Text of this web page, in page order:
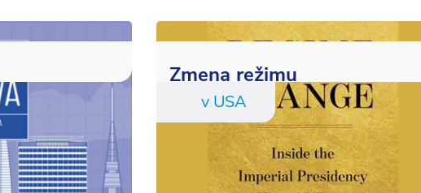
Zmena režimu
v USA